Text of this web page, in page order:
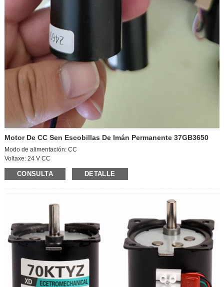
Motor De CC Sen Escobillas De Imán Permanente 37GB3650
Modo de alimentación: CC
Voltaxe: 24 V CC
Velocidade de funcionamento: motor de alta velocidade
Potencia: 15 W
Dirección: esquerda/horaria
Corrente: 1,1 A
Velocidade do motor: 600 rpm
Tamaño do paquete: 42*30*37 cm (70 unidades)
CONSULTA DETALLE